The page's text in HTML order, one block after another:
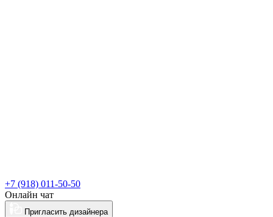
+7 (918) 011-50-50
Онлайн чат
Пригласить дизайнера